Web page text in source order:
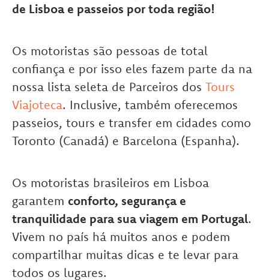
de Lisboa e passeios por toda região!
Os motoristas são pessoas de total
confiança e por isso eles fazem parte da na
nossa lista seleta de Parceiros dos Tours
Viajoteca. Inclusive, também oferecemos
passeios, tours e transfer em cidades como
Toronto (Canadá) e Barcelona (Espanha).
Os motoristas brasileiros em Lisboa
garantem conforto, segurança e
tranquilidade para sua viagem em Portugal.
Vivem no país há muitos anos e podem
compartilhar muitas dicas e te levar para
todos os lugares.